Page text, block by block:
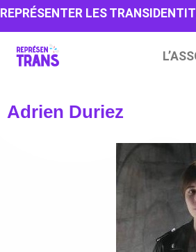
REPRÉSENTER LES
Adrien Duriez